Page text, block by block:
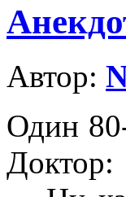
Автор:
Один
Доктор: